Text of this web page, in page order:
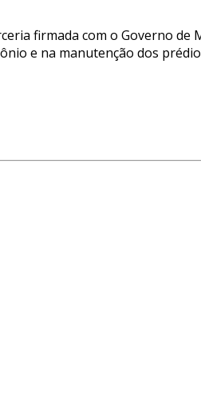
firmada com o Governo de
e na manutenção dos